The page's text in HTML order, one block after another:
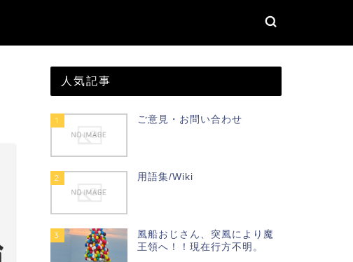
人気記事
1 ご意見・お問い合わせ
2 用語集/Wiki
3
風船おじさん、突風により魔
王領へ！！現在行方不明。